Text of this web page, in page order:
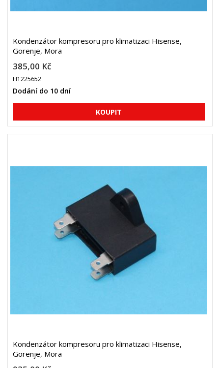
Kondenzátor kompresoru pro klimatizaci Hisense,
Gorenje, Mora
385,00 Kč
H1225652
Dodání do 10 dní
Kondenzátor kompresoru pro klimatizaci Hisense,
Gorenje, Mora